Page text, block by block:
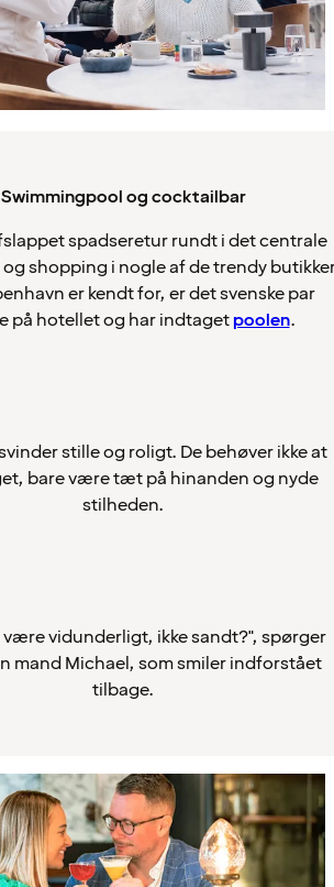
Swimmingpool og cocktailbar
spadseretur rundt i det centrale
shopping i nogle af de trendy
er kendt for, er det svenske par
på hotellet og har indtagetpoolen.
stille og roligt. De behøver ikke at
bare være tæt på hinanden og nyde
stilheden.
være vidunderligt, ikke sandt?", spørger
mand Michael, som smiler indforstået
tilbage.